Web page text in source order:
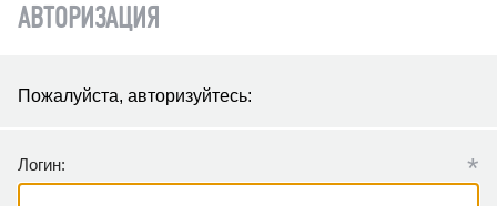
АВТОРИЗАЦИЯ
Пожалуйста, авторизуйтесь:
Логин: *